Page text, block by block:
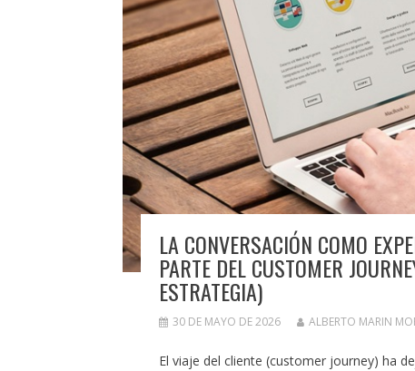
LA CONVERSACIÓN COMO
PARTE DEL CUSTOMER
ESTRATEGIA)
30 DE MAYO DE 2026 ALBERTO MARIN
El viaje del cliente (customer journey) ha